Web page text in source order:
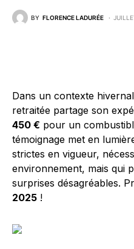
BY FLORENCE LADURÉE
Dans un contexte
retraitée partage son
450 € pour un
témoignage met en
strictes en vigueur,
environnement, mais qui
surprises désagréables.
2025 !